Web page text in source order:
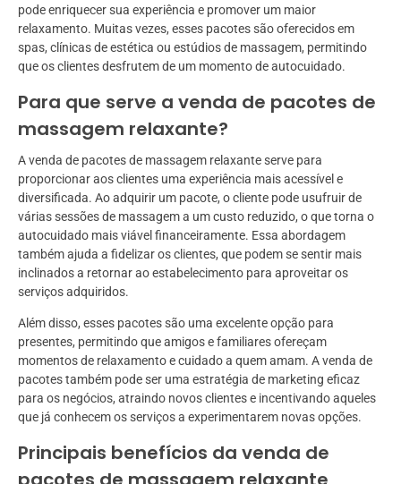
pode enriquecer sua experiência e promover um maior
relaxamento. Muitas vezes, esses pacotes são oferecidos em
spas, clínicas de estética ou estúdios de massagem, permitindo
que os clientes desfrutem de um momento de autocuidado.
Para que serve a venda de pacotes de
massagem relaxante?
A venda de pacotes de massagem relaxante serve para
proporcionar aos clientes uma experiência mais acessível e
diversificada. Ao adquirir um pacote, o cliente pode usufruir de
várias sessões de massagem a um custo reduzido, o que torna o
autocuidado mais viável financeiramente. Essa abordagem
também ajuda a fidelizar os clientes, que podem se sentir mais
inclinados a retornar ao estabelecimento para aproveitar os
serviços adquiridos.
Além disso, esses pacotes são uma excelente opção para
presentes, permitindo que amigos e familiares ofereçam
momentos de relaxamento e cuidado a quem amam. A venda de
pacotes também pode ser uma estratégia de marketing eficaz
para os negócios, atraindo novos clientes e incentivando aqueles
que já conhecem os serviços a experimentarem novas opções.
Principais benefícios da venda de